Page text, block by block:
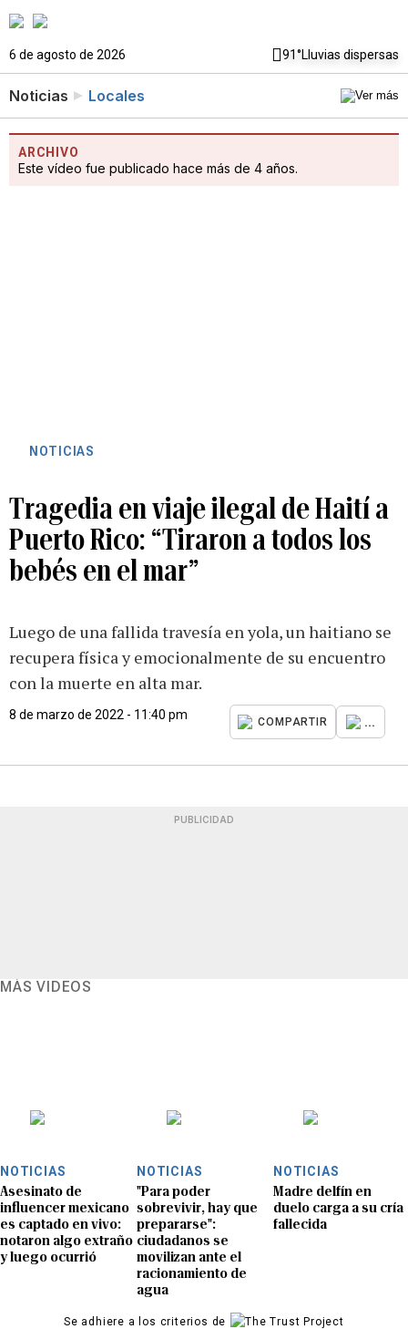
6 de agosto de 2026 91°Lluvias dispersas
Noticias Locales
ARCHIVO
Este vídeo fue publicado hace más de 4 años.
NOTICIAS
Tragedia en viaje ilegal de Haití a
Puerto Rico: “Tiraron a todos los
bebés en el mar”
Luego de una fallida travesía en yola, un haitiano se
recupera física y emocionalmente de su encuentro
con la muerte en alta mar.
8 de marzo de 2022 - 11:40 pm
COMPARTIR ...
PUBLICIDAD
MÁS VIDEOS
NOTICIAS
Asesinato de
influencer mexicano
es captado en vivo:
notaron algo extraño
y luego ocurrió
NOTICIAS
"Para poder
sobrevivir, hay que
prepararse":
ciudadanos se
movilizan ante el
racionamiento de
agua
NOTICIAS
Madre delfín en
duelo carga a su cría
fallecida
Se adhiere a los criterios de